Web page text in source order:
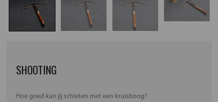
SHOOTING
Hoe goed kan jij schieten met een kruisboog?